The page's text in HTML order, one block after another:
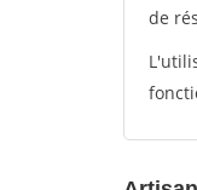
de